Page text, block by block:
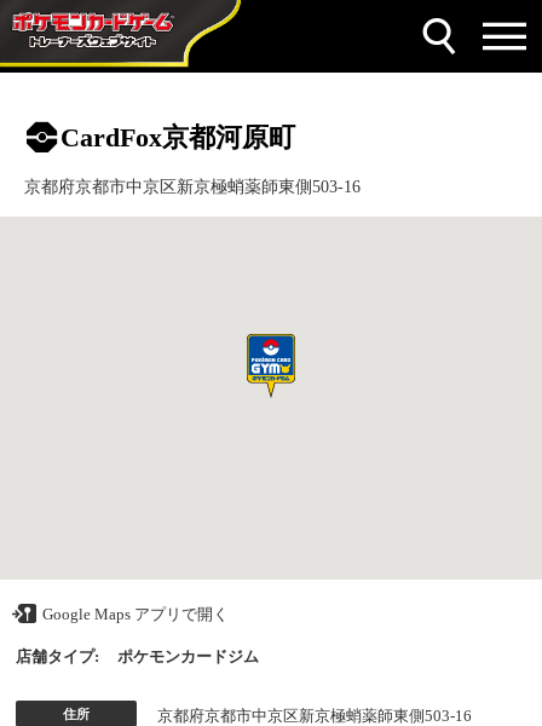
CardFox京都河原町
京都府京都市中京区新京極蛸薬師東側503-16
Google Maps アプリで開く
店舗タイプ: ポケモンカードジム
住所 京都府京都市中京区新京極蛸薬師東側503-16